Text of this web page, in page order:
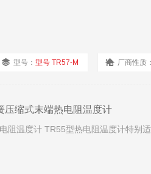
型号：型号 TR57-M 厂商性质
压缩式末端热电阻温度计
阻温度计 TR55型热电阻温度计特别